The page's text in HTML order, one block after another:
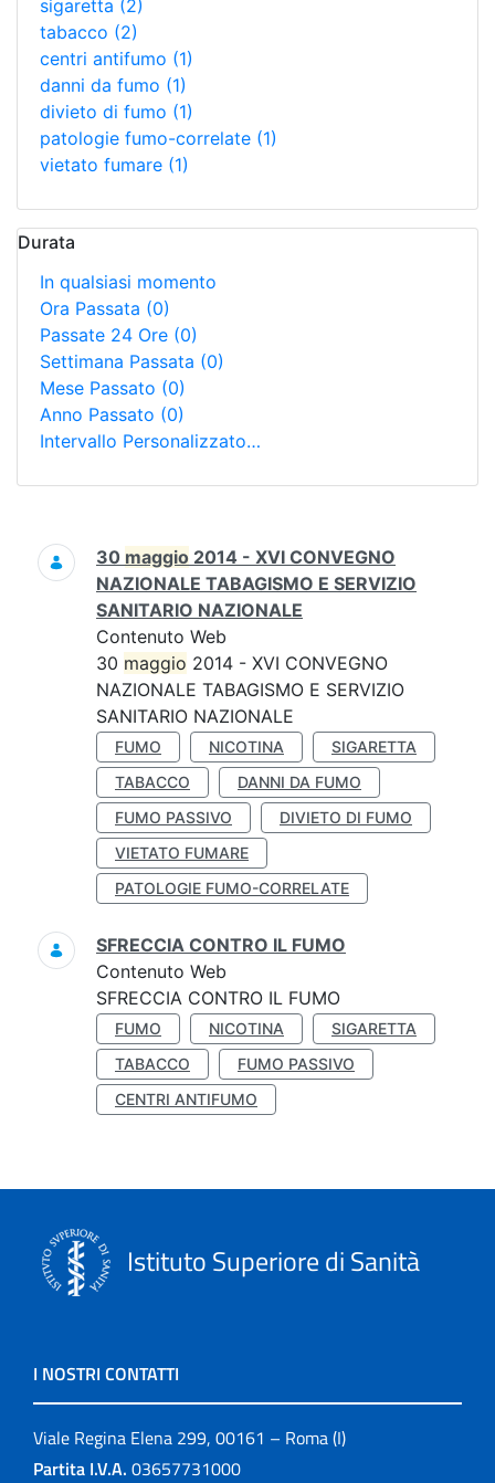
sigaretta (2)
tabacco (2)
centri antifumo (1)
danni da fumo (1)
divieto di fumo (1)
patologie fumo-correlate (1)
vietato fumare (1)
Durata
In qualsiasi momento
Ora Passata (0)
Passate 24 Ore (0)
Settimana Passata (0)
Mese Passato (0)
Anno Passato (0)
Intervallo Personalizzato…
Ricerca
30 maggio 2014 - XVI CONVEGNO
NAZIONALE TABAGISMO E SERVIZIO
SANITARIO NAZIONALE
Contenuto Web
30 maggio 2014 - XVI CONVEGNO
NAZIONALE TABAGISMO E SERVIZIO
SANITARIO NAZIONALE
FUMO NICOTINA
SIGARETTA
TABACCO
DANNI DA FUMO
FUMO PASSIVO
DIVIETO DI FUMO
VIETATO FUMARE
PATOLOGIE FUMO-CORRELATE
SFRECCIA CONTRO IL FUMO
Contenuto Web
SFRECCIA CONTRO IL FUMO
FUMO NICOTINA
SIGARETTA
TABACCO
FUMO PASSIVO
CENTRI ANTIFUMO
Istituto Superiore di Sanità
I NOSTRI CONTATTI
Viale Regina Elena 299, 00161 – Roma (I)
Partita I.V.A. 03657731000